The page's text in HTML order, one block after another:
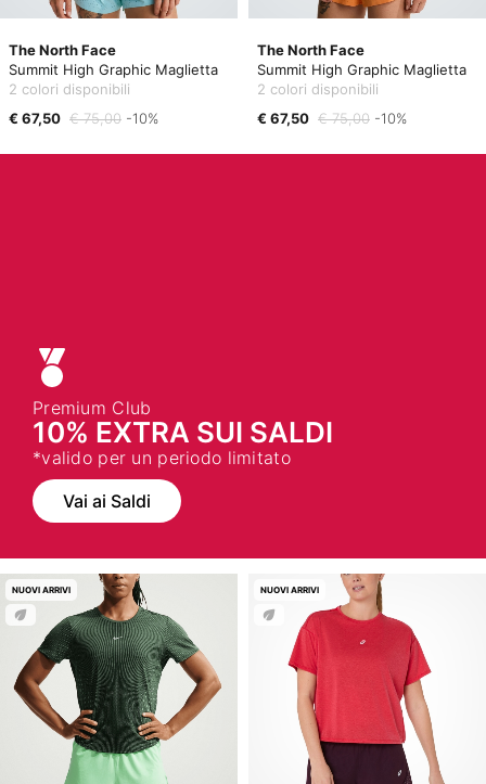
The North Face
Summit High Graphic Maglietta
2 colori disponibili
€ 67,50 € 75,00 -10%
The North Face
Summit High Graphic Maglietta
2 colori disponibili
€ 67,50 € 75,00 -10%
Premium Club
10% EXTRA SUI SALDI
*valido per un periodo limitato
Vai ai Saldi
NUOVI ARRIVI NUOVI ARRIVI